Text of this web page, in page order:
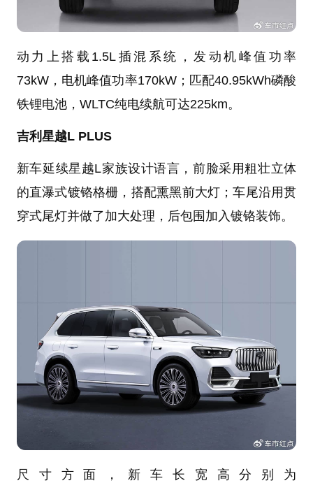
动力上搭载1.5L插混系统，发动机峰值功率
73kW，电机峰值功率170kW；匹配40.95kWh磷酸
铁锂电池，WLTC纯电续航可达225km。
吉利星越L PLUS
新车延续星越L家族设计语言，前脸采用粗壮立体
的直瀑式镀铬格栅，搭配熏黑前大灯；车尾沿用贯
穿式尾灯并做了加大处理，后包围加入镀铬装饰。
尺寸方面，新车长宽高分别为